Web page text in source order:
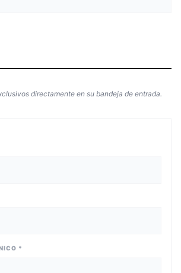
directamente en su bandeja de entrada.
*